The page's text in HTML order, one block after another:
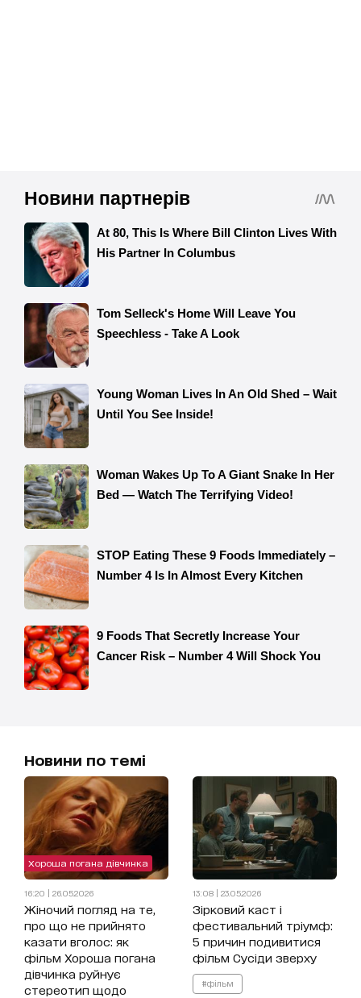
Новини по темі
Хороша погана дівчинка
16:20 | 26.05.2026
Жіночий погляд на те,
про що не прийнято
казати вголос: як
фільм Хороша погана
дівчинка руйнує
стереотип щодо
13:08 | 23.05.2026
Зірковий каст і
фестивальний тріумф:
5 причин подивитися
фільм Сусіди зверху
#фільм